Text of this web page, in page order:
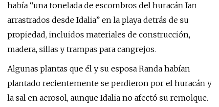
había “una tonelada de escombros del huracán Ian
arrastrados desde Idalia” en la playa detrás de su
propiedad, incluidos materiales de construcción,
madera, sillas y trampas para cangrejos.
Algunas plantas que él y su esposa Randa habían
plantado recientemente se perdieron por el huracán y
la sal en aerosol, aunque Idalia no afectó su remolque.